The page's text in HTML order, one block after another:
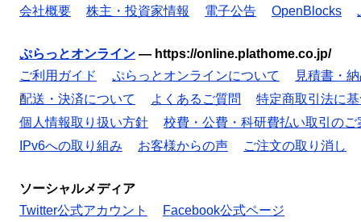
会社概要 株主・投資家情報 電子公告 OpenBlocks
ぷらっとオンライン — https://online.plathome.co.jp/
ご利用ガイド
ぷらっとオンラインについて
見積書・
配送・決済について
よくあるご質問
特定商取引法に
個人情報取り扱い方針
校費・公費・科研費払い取引のご
IPv6への取り組み
お客様からの声 ご注文の取り消し
ソーシャルメディア
Twitter公式アカウント
Facebook公式ページ